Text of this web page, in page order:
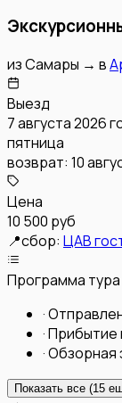
изСамары → в
Выезд
7 августа 2026
пятница
возврат: 10
Цена
10 500 руб
📍сбор: ЦАВ
Программа тура
·
·Прибытие
·Обзорная
Показать все (15